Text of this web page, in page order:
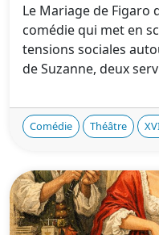
Le Mariage de Figaro
comédie qui met en
tensions sociales
de Suzanne, deux
Comédie Théâtre